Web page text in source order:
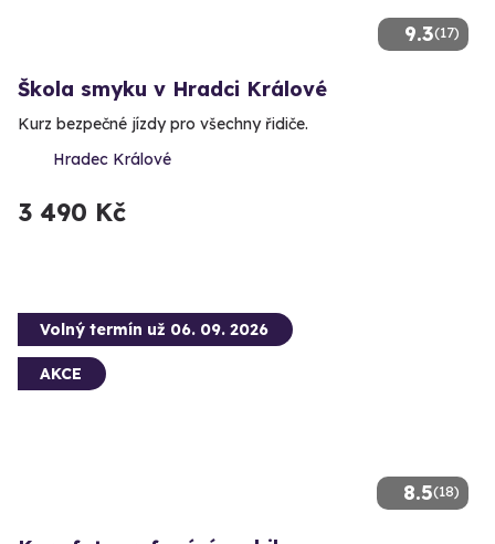
9.3(17)
Škola smyku v Hradci Králové
Kurz bezpečné jízdy pro všechny řidiče.
Hradec Králové
3 490 Kč
8.5(18)
Volný termín už 06. 09. 2026
AKCE